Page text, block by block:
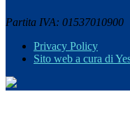
Partita IVA: 01537010900
Privacy Policy
Sito web a cura di